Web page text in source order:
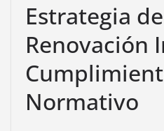
Estrategia de
Renovación
Normativo